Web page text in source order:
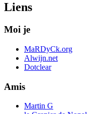
Liens
Moi je
MaRDyCk.org
Alwijn.net
Dotclear
Amis
Martin G